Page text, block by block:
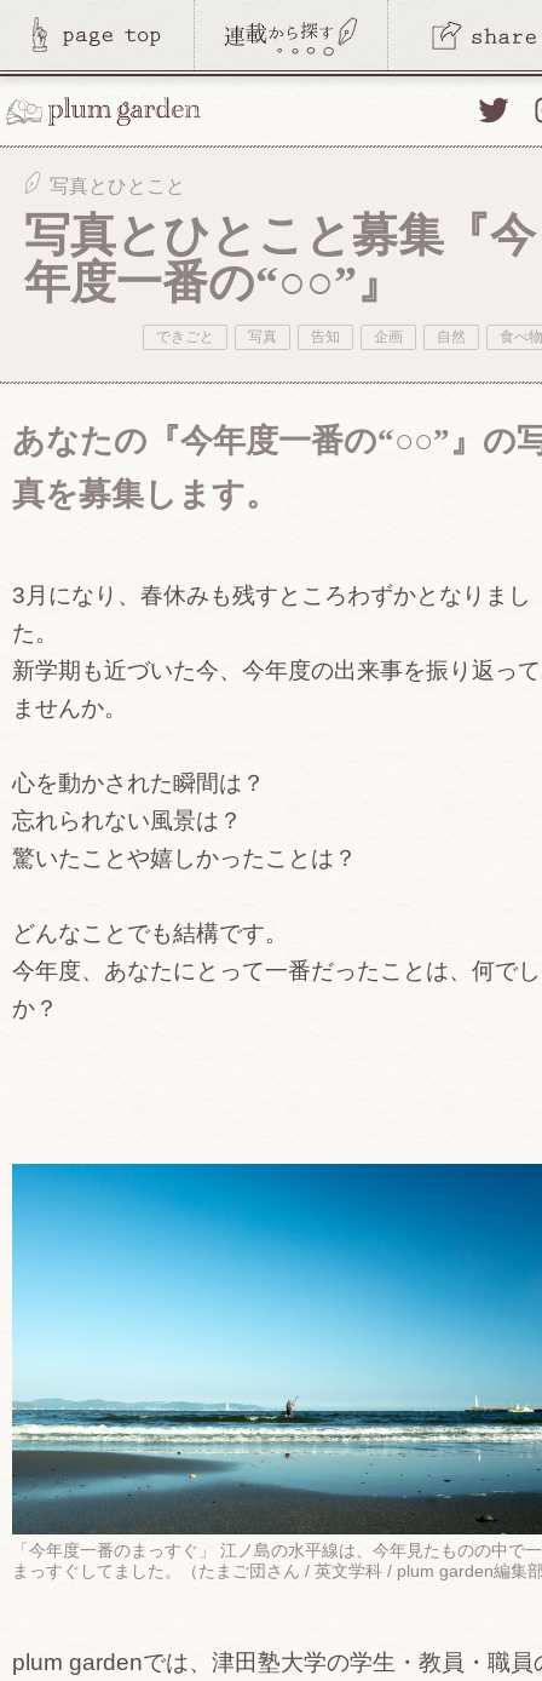
Twitter
写真とひとこと
写真とひとこと募集『今
年度一番の“○○”』
できごと 写真 告知 企画 自然 食べ物
あなたの『今年度一番の“○○”』の
真を募集します。
3月になり、春休みも残すところわずかとなりまし
た。
新学期も近づいた今、今年度の出来事を振り返っ
ませんか。
心を動かされた瞬間は？
忘れられない風景は？
驚いたことや嬉しかったことは？
どんなことでも結構です。
今年度、あなたにとって一番だったことは、何で
か？
「今年度一番のまっすぐ」 江ノ島の水平線は、今年見たものの中で
まっすぐしてました。（たまご団さん / 英文学科 / plum garden編集
plum gardenでは、津田塾大学の学生・教員・職員